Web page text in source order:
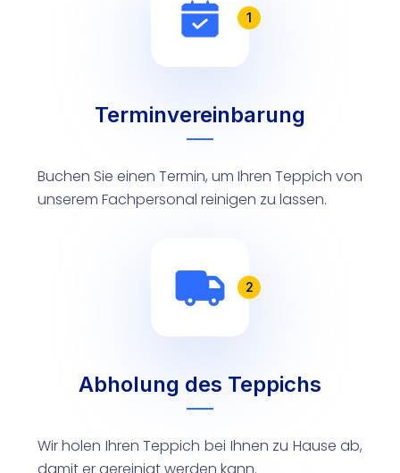
1
Terminvereinbarung
Buchen Sie einen Termin, um Ihren Teppich von
unserem Fachpersonal reinigen zu lassen.
2
Abholung des Teppichs
Wir holen Ihren Teppich bei Ihnen zu Hause ab,